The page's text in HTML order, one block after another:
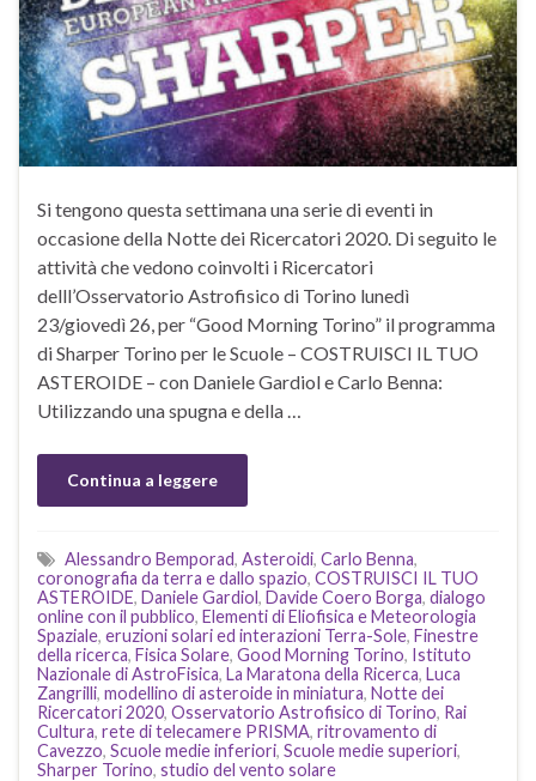
Si tengono questa settimana una serie di eventi in
occasione della Notte dei Ricercatori 2020. Di seguito le
attività che vedono coinvolti i Ricercatori
delll’Osservatorio Astrofisico di Torino lunedì
23/giovedì 26, per “Good Morning Torino” il programma
di Sharper Torino per le Scuole – COSTRUISCI IL TUO
ASTEROIDE – con Daniele Gardiol e Carlo Benna:
Utilizzando una spugna e della …
Continua a leggere
Alessandro Bemporad, Asteroidi, Carlo Benna,
coronografia da terra e dallo spazio, COSTRUISCI IL TUO
ASTEROIDE, Daniele Gardiol, Davide Coero Borga, dialogo
online con il pubblico, Elementi di Eliofisica e Meteorologia
Spaziale, eruzioni solari ed interazioni Terra-Sole, Finestre
della ricerca, Fisica Solare, Good Morning Torino, Istituto
Nazionale di AstroFisica, La Maratona della Ricerca, Luca
Zangrilli, modellino di asteroide in miniatura, Notte dei
Ricercatori 2020, Osservatorio Astrofisico di Torino, Rai
Cultura, rete di telecamere PRISMA, ritrovamento di
Cavezzo, Scuole medie inferiori, Scuole medie superiori,
Sharper Torino, studio del vento solare